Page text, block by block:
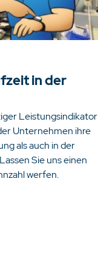
in der
Leistungsindikator
Unternehmen ihre
als auch in der
Sie uns einen
werfen.